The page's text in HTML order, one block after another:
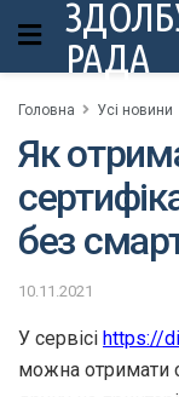
РАДА
Головна Усі новини
Як
без
10.11.2021
У сервісі https://
можна отримати